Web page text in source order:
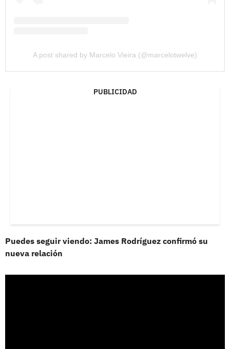
A post shared by Marcelo Vieira (@marcelotwelve)
PUBLICIDAD
Puedes seguir viendo: James Rodríguez confirmó su
nueva relación